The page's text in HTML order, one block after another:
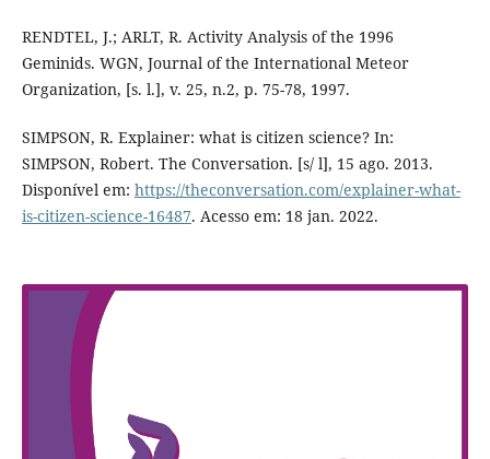
RENDTEL, J.; ARLT, R. Activity Analysis of the 1996
Geminids. WGN, Journal of the International Meteor
Organization, [s. l.], v. 25, n.2, p. 75-78, 1997.
SIMPSON, R. Explainer: what is citizen science? In:
SIMPSON, Robert. The Conversation. [s/ l], 15 ago. 2013.
Disponível em: https://theconversation.com/explainer-what-
is-citizen-science-16487. Acesso em: 18 jan. 2022.